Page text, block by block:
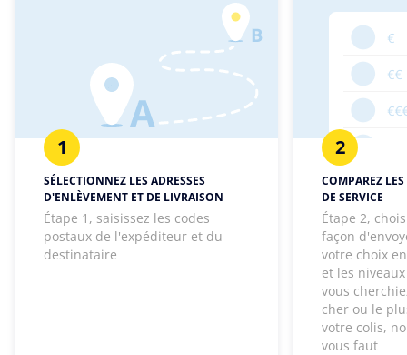
1
SÉLECTIONNEZ LES ADRESSES
D'ENLÈVEMENT ET DE LIVRAISON
Étape 1, saisissez les codes
postaux de l'expéditeur et du
destinataire
2
COMPAREZ
DE SERVICE
Étape 2,
façon
votre choix
et les
vous
cher ou le
votre colis,
vous faut